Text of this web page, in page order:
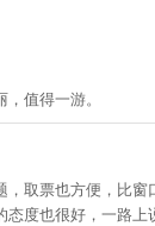
值得一游。
，取票也方便，比窗
态度也很好，一路上